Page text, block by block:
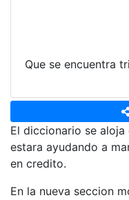
Que se encuentra
El diccionario se aloja
estara ayudando a
en credito.
En la nueva seccion